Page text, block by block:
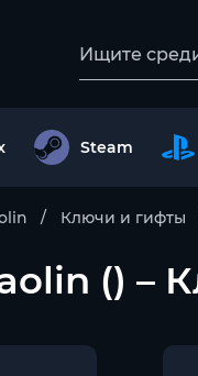
Steam
Ключи и гифты
() –